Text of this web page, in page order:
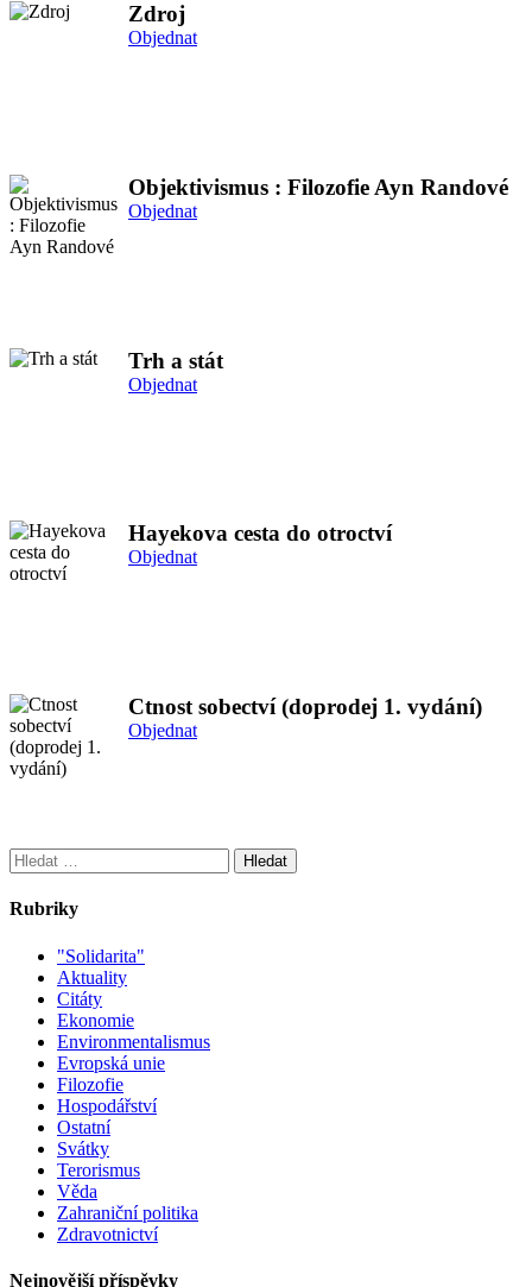
Zdroj
Objednat
Objektivismus : Filozofie Ayn Randové
Objednat
Trh a stát
Objednat
Hayekova cesta do otroctví
Objednat
Ctnost sobectví (doprodej 1. vydání)
Objednat
Vyhledávání
Rubriky
"Solidarita"
Aktuality
Citáty
Ekonomie
Environmentalismus
Evropská unie
Filozofie
Hospodářství
Ostatní
Svátky
Terorismus
Věda
Zahraniční politika
Zdravotnictví
Nejnovější příspěvky